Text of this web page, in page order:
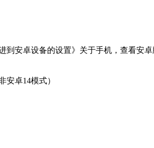
安卓设备的设置》关于手机，查看安
卓14模式）